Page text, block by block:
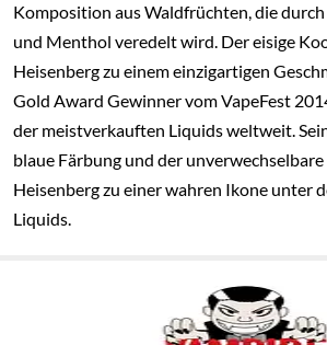
Komposition aus Waldfrüchten, die
und Menthol veredelt wird. Der eisige
Heisenberg zu einem einzigartigen
Gold Award Gewinner vom VapeFest
der meistverkauften Liquids weltweit.
blaue Färbung und der unverwechselbare
Heisenberg zu einer wahren Ikone unter
Liquids.